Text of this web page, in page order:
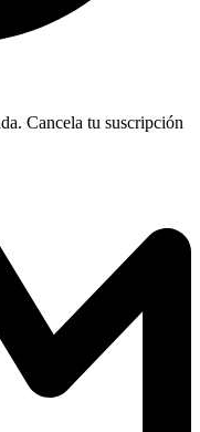
Cancela tu suscripción